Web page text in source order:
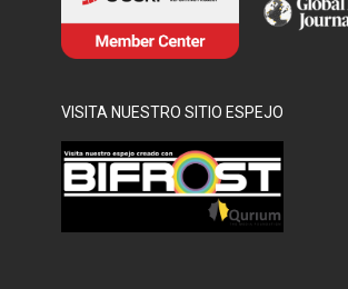
VISITA NUESTRO SITIO ESPEJO